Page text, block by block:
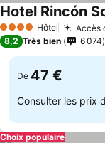
4 Étoiles Hôtel Accès
Hotel Rincón
8,2 Très bien 6 074
De 47 €
Consulter les prix
Choix populaire